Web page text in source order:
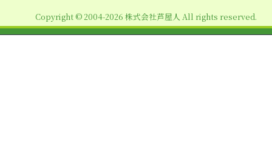
ン
Copyright © 2004-2026 株式会社芦屋人 All rights reserved.